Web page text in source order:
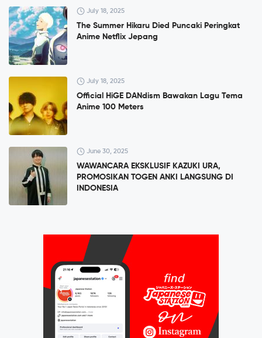
July 18, 2025
The Summer Hikaru Died Puncaki Peringkat
Anime Netflix Jepang
July 18, 2025
Official HiGE DANdism Bawakan Lagu Tema
Anime 100 Meters
June 30, 2025
WAWANCARA EKSKLUSIF KAZUKI URA,
PROMOSIKAN TOGEN ANKI LANGSUNG DI
INDONESIA